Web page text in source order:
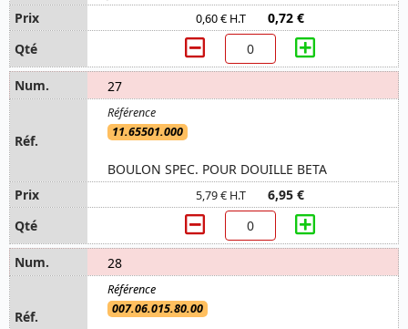
0,60 € H.T 0,72 €
27
11.65501.000
BOULON SPEC. POUR DOUILLE BETA
5,79 € H.T 6,95 €
28
007.06.015.80.00